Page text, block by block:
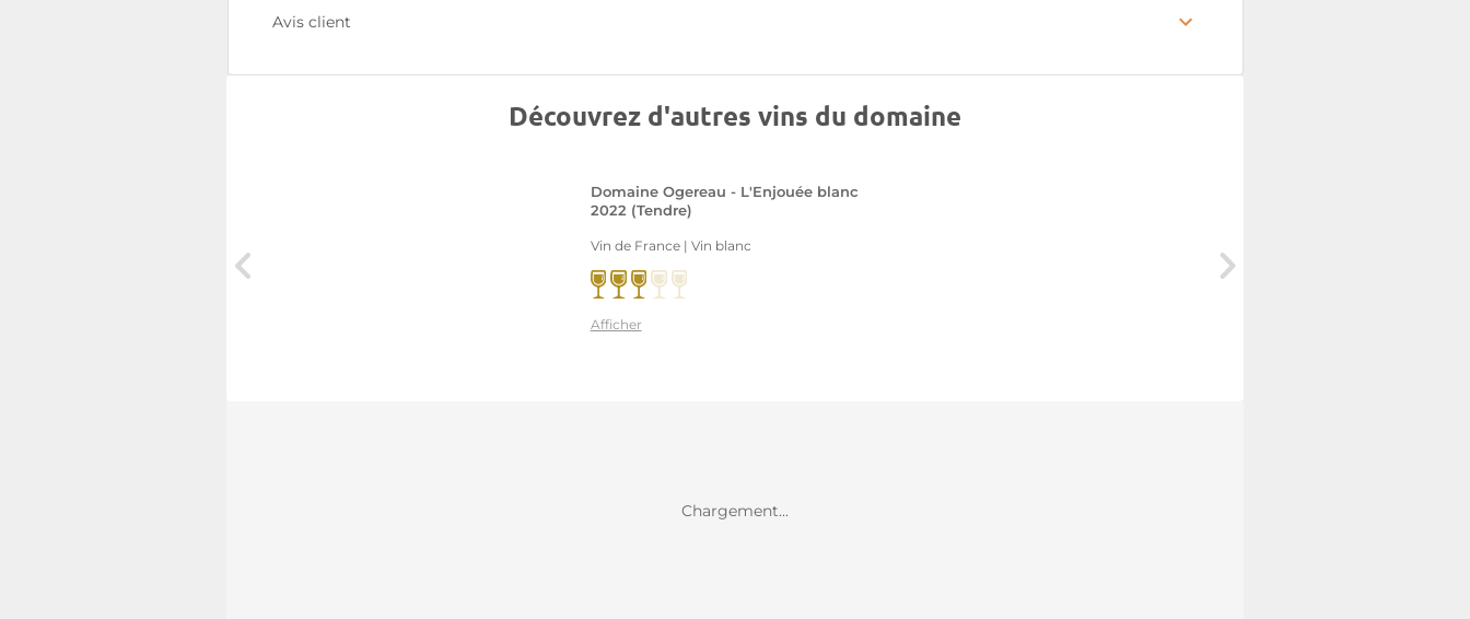
Avis client
Découvrez d'autres vins du domaine
Domaine Ogereau - L'Enjouée blanc
2022 (Tendre)
Vin de France | Vin blanc
Afficher
Chargement...